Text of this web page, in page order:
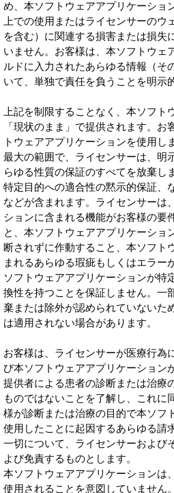
め、本ソフトウェアアプリケーショ
上での使用またはライセンサーの
を含む）に関連する損害または損失
いません。お客様は、本ソフトウェ
ルドに入力されたあらゆる情報（そ
いて、単独で責任を負うことを明示
上記を制限することなく、本ソフト
「現状のまま」で提供されます。お
トウェアアプリケーションを使用し
最大の範囲で、ライセンサーは、明
らゆる性質の保証のすべてを放棄し
特定目的への適合性の黙示的保証、
などが含まれます。ライセンサーは
ションに含まれる機能がお客様の要
と、本ソフトウェアアプリケーショ
断されずに作動すること、本ソフト
まれるあらゆる瑕疵もしくはエラー
ソフトウェアアプリケーションが特
換性を持つことを保証しません。一
棄または除外が認められていないた
は適用されない場合があります。
お客様は、ライセンサーが医療行為
び本ソフトウェアアプリケーション
提供者による患者の診断または治療
ものではないことを了解し、これに
様が診断または治療の目的で本ソフ
使用したことに起因するあらゆる請
一切について、ライセンサーおよび
よび免責するものとします。
本ソフトウェアアプリケーションは
使用されることを意図していません。